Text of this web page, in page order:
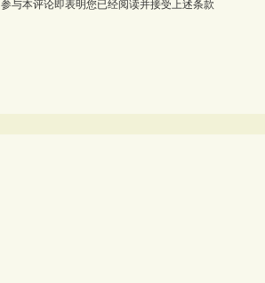
参与本评论即表明您已经阅读并接受上述条款